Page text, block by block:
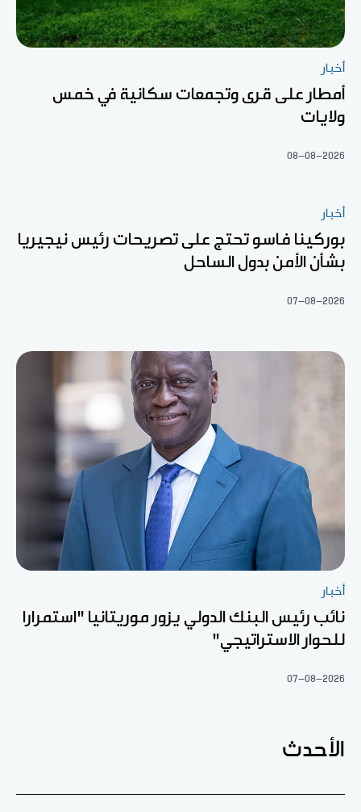
أخبار
أمطار على قرى وتجمعات سكانية في خمس
ولايات
08-08-2026
أخبار
بوركينا فاسو تحتج على تصريحات رئيس نيجيريا
بشأن الأمن بدول الساحل
07-08-2026
أخبار
نائب رئيس البنك الدولي يزور موريتانيا "استمرارا
للحوار الاستراتيجي"
07-08-2026
الأحدث